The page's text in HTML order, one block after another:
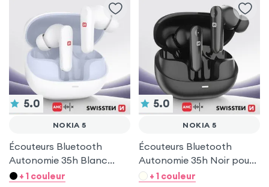
5.0
NOKIA 5
Écouteurs Bluetooth
Autonomie 35h Blanc
pour Nokia 5
+ 1 couleur
5.0
NOKIA 5
Écouteurs Bluetooth
Autonomie 35h Noir pour
Nokia 5
+ 1 couleur